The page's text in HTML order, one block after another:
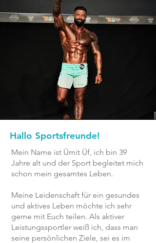
Hallo Sportsfreunde!
Mein Name ist Ümit Üf, ich bin 39
Jahre alt und der Sport begleitet mich
schon mein gesamtes Leben.
Meine Leidenschaft für ein gesundes
und aktives Leben möchte ich sehr
gerne mit Euch teilen. Als aktiver
Leistungssportler weiß ich, dass man
seine persönlichen Ziele, sei es im